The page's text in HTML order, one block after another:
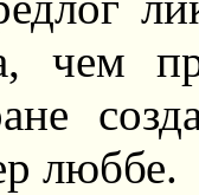
чем
люббе.